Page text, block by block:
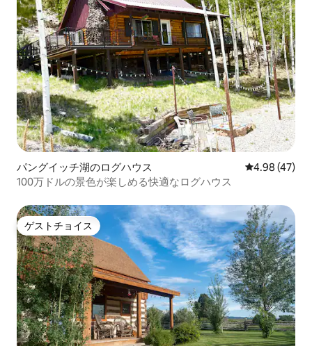
パングイッチ湖のログハウス レビュー47
4.98 (47)
100万ドルの景色が楽しめる快適なログハウス
ゲストチョイス
ゲストチョイス